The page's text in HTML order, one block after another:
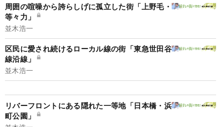
周囲の喧噪から誇らしげに孤立した街「上野毛・
等々力」
並木浩一
区民に愛され続けるローカル線の街「東急世田谷
線沿線」
並木浩一
リバーフロントにある隠れた一等地「日本橋・浜
町公園」